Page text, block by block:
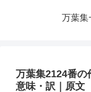
万葉集
万葉集2124番の
意味・訳｜原文